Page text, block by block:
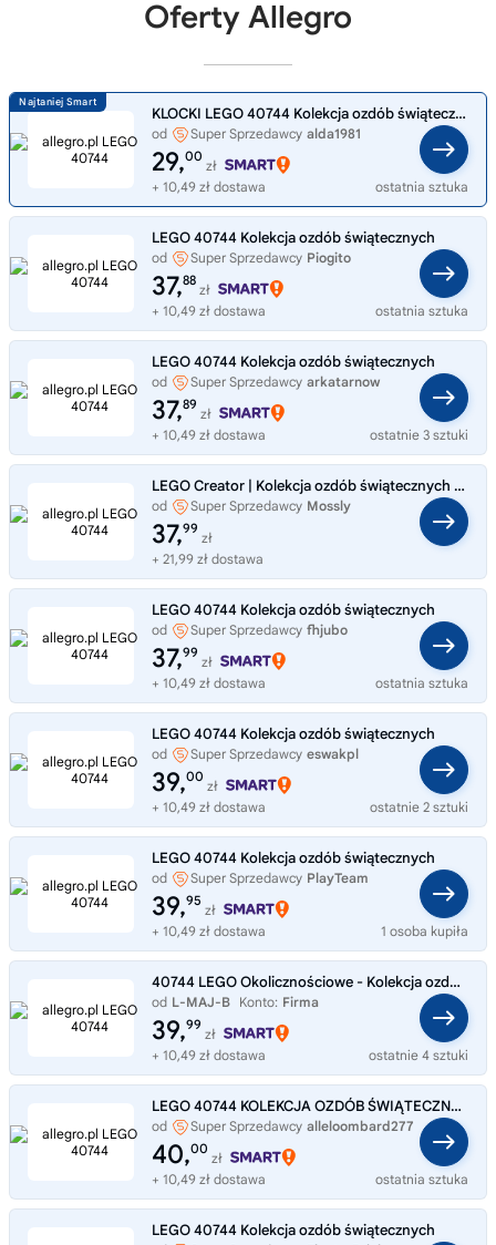
Oferty Allegro
KLOCKI LEGO 40744 Kolekcja ozdób świątecznych
od Super Sprzedawcy alda1981
29,00
zł
+ 10,49 zł dostawa
ostatnia sztuka
LEGO 40744 Kolekcja ozdób świątecznych
od Super Sprzedawcy Piogito
37,88
zł
+ 10,49 zł dostawa
ostatnia sztuka
LEGO 40744 Kolekcja ozdób świątecznych
od Super Sprzedawcy arkatarnow
37,89
zł
+ 10,49 zł dostawa
ostatnie 3 sztuki
LEGO Creator | Kolekcja ozdób świątecznych | 40744
od Super Sprzedawcy Mossly
37,99
zł
+ 21,99 zł dostawa
LEGO 40744 Kolekcja ozdób świątecznych
od Super Sprzedawcy fhjubo
37,99
zł
+ 10,49 zł dostawa
ostatnia sztuka
LEGO 40744 Kolekcja ozdób świątecznych
od Super Sprzedawcy eswakpl
39,00
zł
+ 10,49 zł dostawa
ostatnie 2 sztuki
LEGO 40744 Kolekcja ozdób świątecznych
od Super Sprzedawcy PlayTeam
39,95
zł
+ 10,49 zł dostawa
1 osoba kupiła
40744 LEGO Okolicznościowe - Kolekcja ozdób świątecznych NOWE ORYGINALNE!!!
od L-MAJ-B Konto: Firma
39,99
zł
+ 10,49 zł dostawa
ostatnie 4 sztuki
LEGO 40744 KOLEKCJA OZDÓB ŚWIĄTECZNYCH
od Super Sprzedawcy alleloombard277
40,00
zł
+ 10,49 zł dostawa
ostatnia sztuka
LEGO 40744 Kolekcja ozdób świątecznych